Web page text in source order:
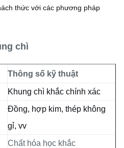
thức với các phương pháp
chì
Thông số kỹ thuật
Khung chì khắc chính xác
Đồng, hợp kim, thép không
gỉ, vv
Chất hóa học khắc